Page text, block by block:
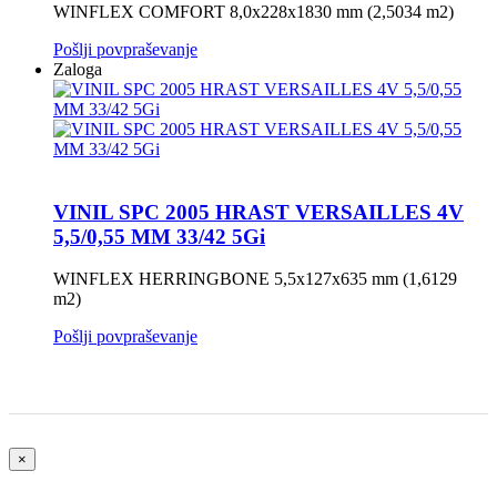
WINFLEX COMFORT 8,0x228x1830 mm (2,5034 m2)
Pošlji povpraševanje
Zaloga
VINIL SPC 2005 HRAST VERSAILLES 4V
5,5/0,55 MM 33/42 5Gi
WINFLEX HERRINGBONE 5,5x127x635 mm (1,6129
m2)
Pošlji povpraševanje
×